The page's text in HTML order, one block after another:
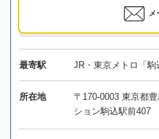
メ
最寄駅 JR・東京メトロ「駒
所在地
〒170-0003 東京都
ション駒込駅前407